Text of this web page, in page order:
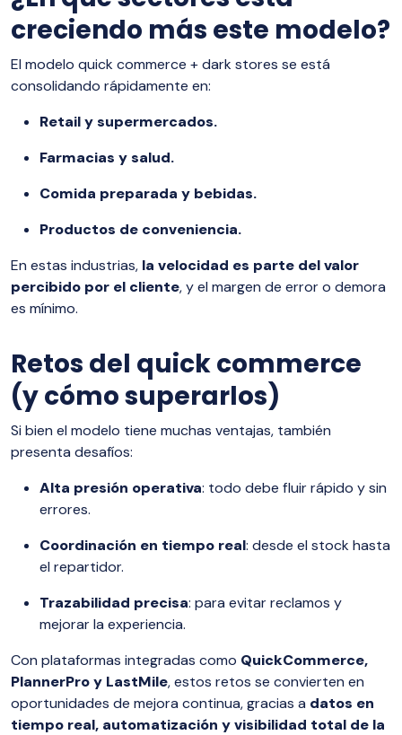
creciendo más este modelo?
El modelo quick commerce + dark stores se está
consolidando rápidamente en:
Retail y supermercados.
Farmacias y salud.
Comida preparada y bebidas.
Productos de conveniencia.
En estas industrias, la velocidad es parte del valor
percibido por el cliente, y el margen de error o demora
es mínimo.
Retos del quick commerce
(y cómo superarlos)
Si bien el modelo tiene muchas ventajas, también
presenta desafíos:
Alta presión operativa: todo debe fluir rápido y sin
errores.
Coordinación en tiempo real: desde el stock hasta
el repartidor.
Trazabilidad precisa: para evitar reclamos y
mejorar la experiencia.
Con plataformas integradas como QuickCommerce,
PlannerPro y LastMile, estos retos se convierten en
oportunidades de mejora continua, gracias a datos en
tiempo real, automatización y visibilidad total de la